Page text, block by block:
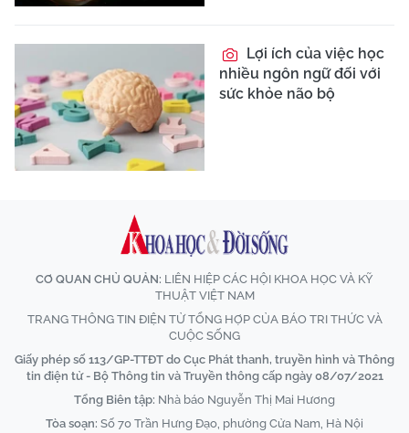
Lợi ích của việc học
nhiều ngôn ngữ đối với
sức khỏe não bộ
CƠ QUAN CHỦ QUẢN: LIÊN HIỆP CÁC HỘI KHOA HỌC VÀ KỸ
THUẬT VIỆT NAM
TRANG THÔNG TIN ĐIỆN TỬ TỔNG HỢP CỦA BÁO TRI THỨC VÀ
CUỘC SỐNG
Giấy phép số 113/GP-TTĐT do Cục Phát thanh, truyền hình và Thông
tin điện tử - Bộ Thông tin và Truyền thông cấp ngày 08/07/2021
Tổng Biên tập: Nhà báo Nguyễn Thị Mai Hương
Tòa soạn: Số 70 Trần Hưng Đạo, phường Cửa Nam, Hà Nội